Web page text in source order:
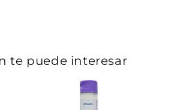
te puede interesar